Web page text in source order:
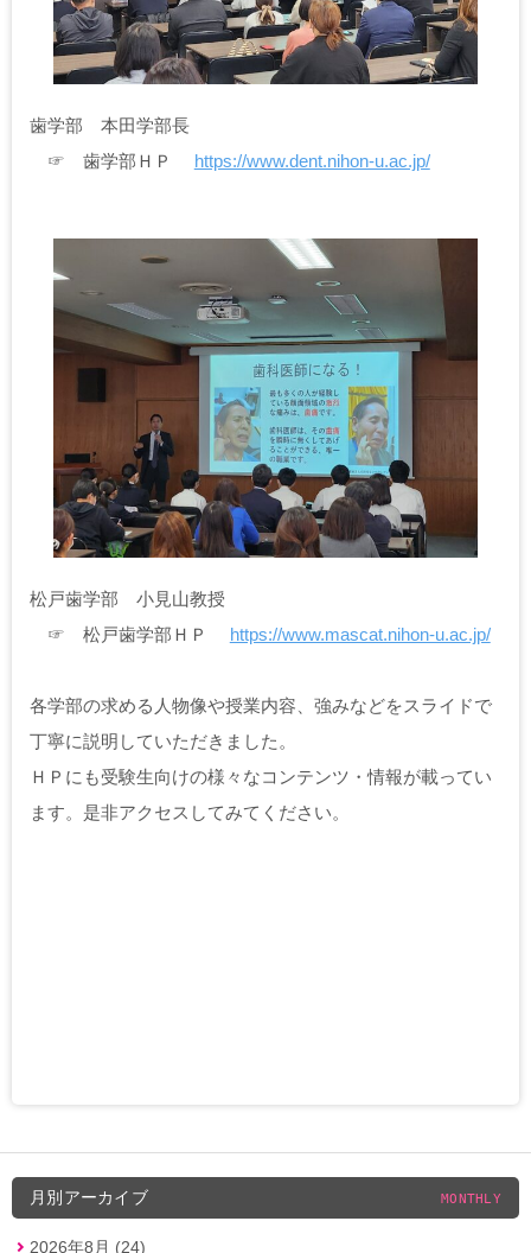
歯学部 本田学部長
☞ 歯学部ＨＰ
https://www.dent.nihon-u.ac.jp/
松戸歯学部 小見山教授
☞ 松戸歯学部ＨＰ
https://www.mascat.nihon-u.ac.jp/
各学部の求める人物像や授業内容、強みなどをスライドで
丁寧に説明していただきました。
ＨＰにも受験生向けの様々なコンテンツ・情報が載ってい
ます。是非アクセスしてみてください。
月別アーカイブ MONTHLY
2026年8月 (24)